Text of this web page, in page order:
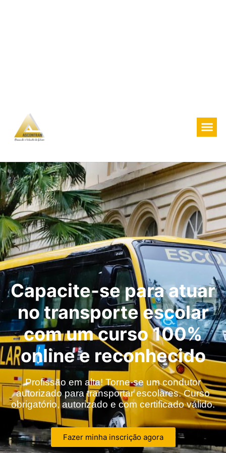
Capacite-se para atuar
no transporte escolar
com um curso 100%
online e reconhecido
Profissão em alta! Torne-se um condutor
autorizado para transportar escolares. Curso
obrigatório, autorizado e com certificado válido.
Fazer minha inscrição agora